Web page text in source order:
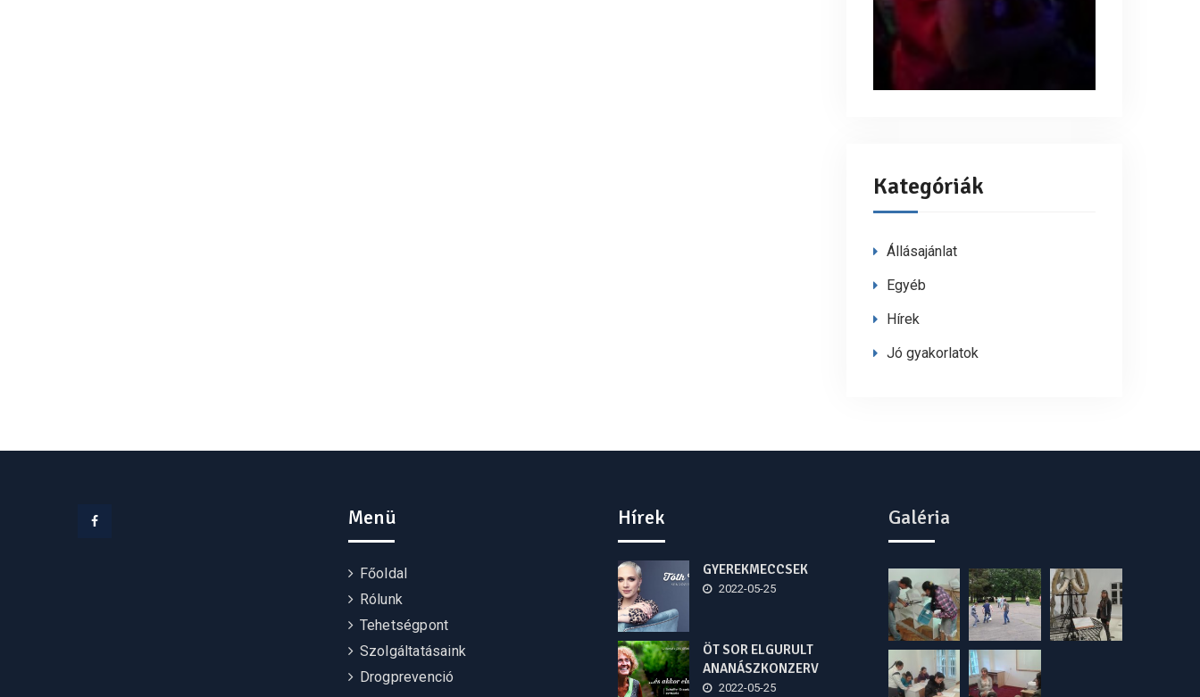
Kategóriák
Állásajánlat
Egyéb
Hírek
Jó gyakorlatok
Menü
Főoldal
Rólunk
Tehetségpont
Szolgáltatásaink
Drogprevenció
Hírek
GYEREKMECCSEK
2022-05-25
ÖT SOR ELGURULT
ANANÁSZKONZERV
2022-05-25
Galéria